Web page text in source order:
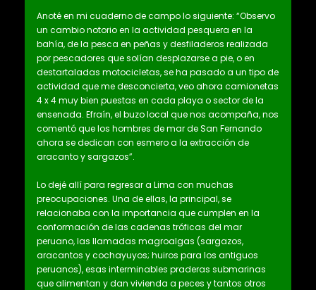
Anoté en mi cuaderno de campo lo siguiente: “Observo
un cambio notorio en la actividad pesquera en la
bahía, de la pesca en peñas y desfiladeros realizada
por pescadores que solían desplazarse a pie, o en
destartaladas motocicletas, se ha pasado a un tipo de
actividad que me desconcierta, veo ahora camionetas
4 x 4 muy bien puestas en cada playa o sector de la
ensenada. Efraín, el buzo local que nos acompaña, nos
comentó que los hombres de mar de San Fernando
ahora se dedican con esmero a la extracción de
aracanto y sargazos”.
Lo dejé allí para regresar a Lima con muchas
preocupaciones. Una de ellas, la principal, se
relacionaba con la importancia que cumplen en la
conformación de las cadenas tróficas del mar
peruano, las llamadas magroalgas (sargazos,
aracantos y cochayuyos; huiros para los antiguos
peruanos), esas interminables praderas submarinas
que alimentan y dan vivienda a peces y tantos otros